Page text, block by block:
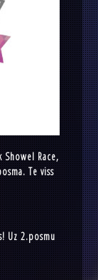
Showel Race,
Te viss
Uz 2.posmu